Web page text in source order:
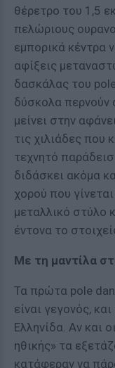
θέρετρο του 1,5
πελώριους
εμπορικά κέντρα
αφίξεις
δασκάλας του
δύσκολα
μείνει στην
τις χιλιάδες που
τεχνητό
διδάσκει ακόμα
χορού που
μεταλλικό στύλο
έντονα το
Με τη μαντίλα
Τα πρώτα pole
είναι γεγονός,
Ελληνίδα. Αν και
ηθικής» τα
κατάφεραν να